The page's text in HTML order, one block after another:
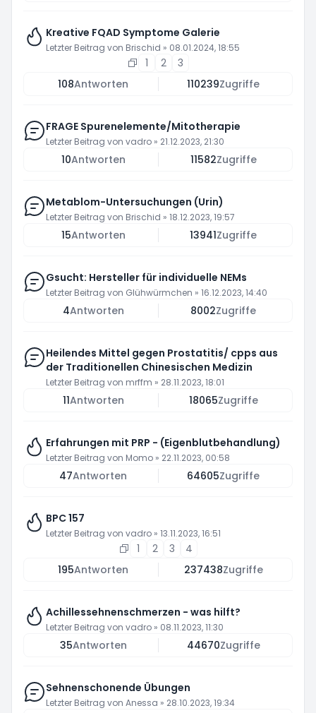
Kreative FQAD Symptome Galerie
Letzter Beitrag von Brischid » 08.01.2024, 18:55
1 2
3
108Antworten 110239Zugriffe
FRAGE Spurenelemente/Mitotherapie
Letzter Beitrag von vadro » 21.12.2023, 21:30
10Antworten 11582Zugriffe
Metablom-Untersuchungen (Urin)
Letzter Beitrag von Brischid » 18.12.2023, 19:57
15Antworten 13941Zugriffe
Gsucht: Hersteller für individuelle NEMs
Letzter Beitrag von Glühwürmchen » 16.12.2023, 14:40
4Antworten 8002Zugriffe
Heilendes Mittel gegen Prostatitis/ cpps aus
der Traditionellen Chinesischen Medizin
Letzter Beitrag von mrffm » 28.11.2023, 18:01
11Antworten 18065Zugriffe
Erfahrungen mit PRP - (Eigenblutbehandlung)
Letzter Beitrag von Momo » 22.11.2023, 00:58
47Antworten 64605Zugriffe
BPC 157
Letzter Beitrag von vadro » 13.11.2023, 16:51
1 2 3
4
195Antworten 237438Zugriffe
Achillessehnenschmerzen - was hilft?
Letzter Beitrag von vadro » 08.11.2023, 11:30
35Antworten 44670Zugriffe
Sehnenschonende Übungen
Letzter Beitrag von Anessa » 28.10.2023, 19:34